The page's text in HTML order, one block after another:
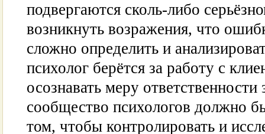
подвергаются сколь-либо
возникнуть возражения, что
сложно определить и
психолог берётся за работу с
осознавать меру ответственности
сообщество психологов должно
том, чтобы контролировать и